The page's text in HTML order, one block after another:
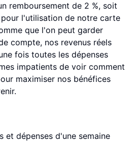
remboursement de 2 %, soit
l'utilisation de notre carte
que l'on peut garder
compte, nos revenus réels
fois toutes les dépenses
impatients de voir comment
maximiser nos bénéfices